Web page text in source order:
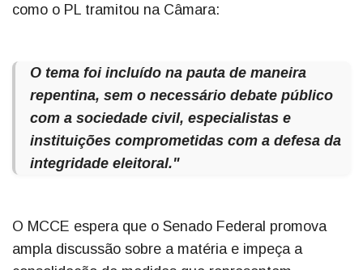
como o PL tramitou na Câmara:
O tema foi incluído na pauta de maneira
repentina, sem o necessário debate público
com a sociedade civil, especialistas e
instituições comprometidas com a defesa da
integridade eleitoral."
O MCCE espera que o Senado Federal promova
ampla discussão sobre a matéria e impeça a